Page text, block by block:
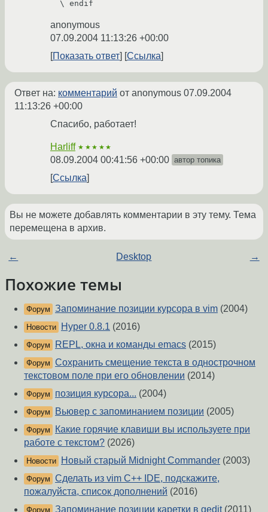
anonymous
07.09.2004 11:13:26 +00:00
Показать ответ
Ссылка
Ответ на: комментарий от anonymous 07.09.2004
11:13:26 +00:00
Спасибо, работает!
Harliff ★★★★★
08.09.2004 00:41:56 +00:00 автор топика
Ссылка
Вы не можете добавлять комментарии в эту тему. Тема
перемещена в архив.
← Desktop →
Похожие темы
Форум Запоминание позиции курсора в vim (2004)
Новости Hyper 0.8.1 (2016)
Форум REPL, окна и команды emacs (2015)
Форум Сохранить смещение текста в однострочном
текстовом поле при его обновлении (2014)
Форум позиция курсора... (2004)
Форум Вьювер с запоминанием позиции (2005)
Форум
Какие горячие клавиши вы используете при
работе с текстом? (2026)
Новости Новый старый Midnight Commander (2003)
Форум Сделать из vim C++ IDE, подскажите,
пожалуйста, список дополнений (2016)
Форум Запоминание позиции каретки в gedit(2011)